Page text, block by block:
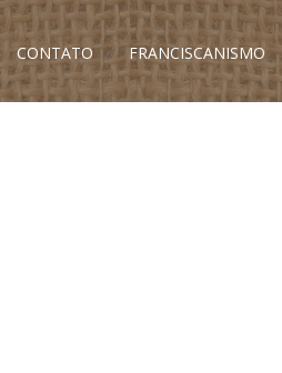
CONTATO FRANCISCANISMO